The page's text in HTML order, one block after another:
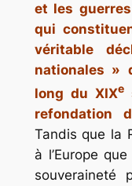
et les
qui
véritable
nationales »
long du XIXe
refondation
Tandis que la
à l’Europe
souveraineté